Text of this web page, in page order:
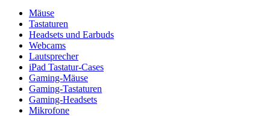
Mäuse
Tastaturen
Headsets und Earbuds
Webcams
Lautsprecher
iPad Tastatur-Cases
Gaming-Mäuse
Gaming-Tastaturen
Gaming-Headsets
Mikrofone